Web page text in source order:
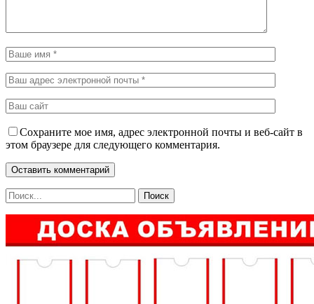
Сохраните мое имя, адрес электронной почты и веб-сайт в
этом браузере для следующего комментария.